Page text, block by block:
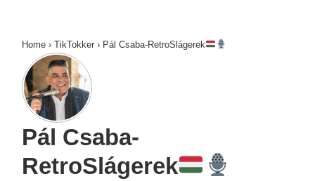
Home › TikTokker › Pál Csaba-RetroSlágerek
Pál Csaba-
RetroSlágerek